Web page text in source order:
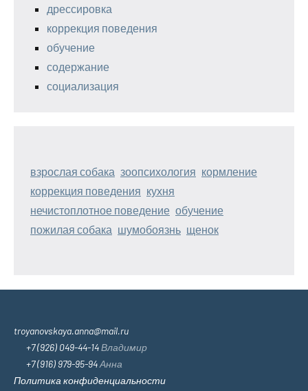
дрессировка
коррекция поведения
обучение
содержание
социализация
взрослая собака зоопсихология кормление
коррекция поведения кухня
нечистоплотное поведение обучение
пожилая собака шумобоязнь щенок
troyanovskaya.anna@mail.ru
+7 (926) 049-44-14Владимир
+7 (916) 979-95-94Анна
Политика конфиденциальности